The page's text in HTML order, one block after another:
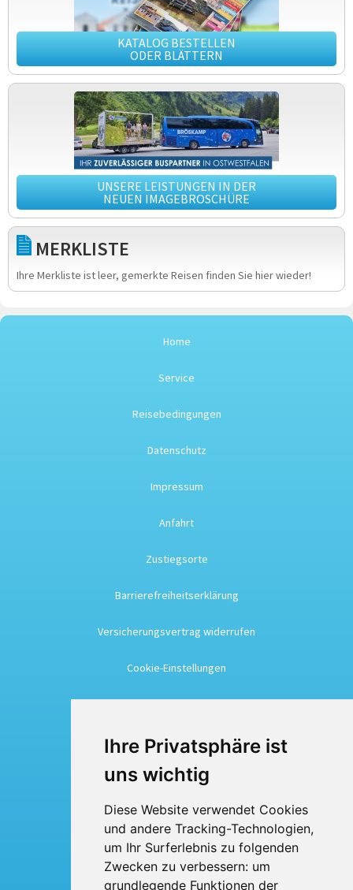
Ihre Privatsphäre ist
uns wichtig
Diese Website verwendet Cookies
und andere Tracking-Technologien,
um Ihr Surferlebnis zu folgenden
Zwecken zu verbessern: um
grundlegende Funktionen der
KATALOG BESTELLEN
ODER BLÄTTERN
UNSERE LEISTUNGEN IN DER
NEUEN IMAGEBROSCHÜRE
MERKLISTE
Ihre Merkliste ist leer, gemerkte Reisen finden Sie hier wieder!
Home
Service
Reisebedingungen
Datenschutz
Impressum
Anfahrt
Zustiegsorte
Barrierefreiheitserklärung
Versicherungsvertrag widerrufen
Cookie-Einstellungen
Busmiete
Über uns
Kontakt